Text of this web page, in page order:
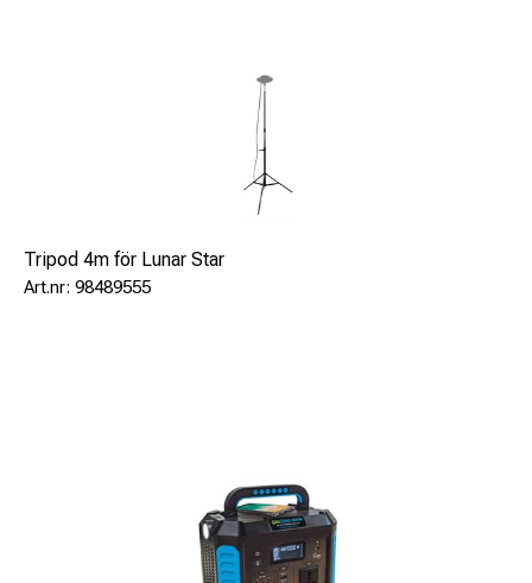
Lätt att förvara och transportera
Användning inomhus eller utomhus
5m kabel
Stativ: SPTRIOPOD4 (Vinschstativ Höj ljushuvudet säkert
14 meter förlängningskabel: SPCABLE14M
Tripod 4m för Lunar Star
98489555